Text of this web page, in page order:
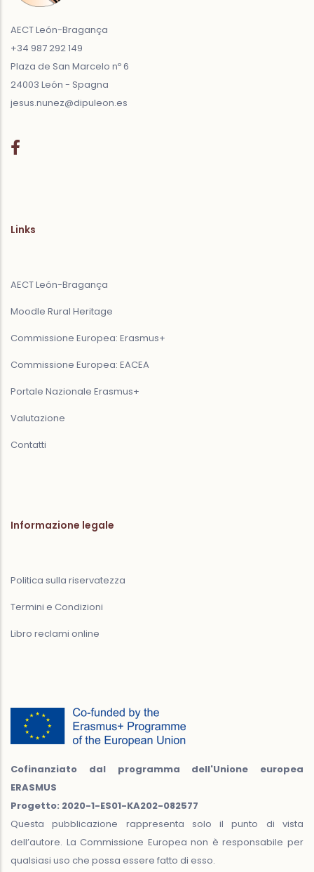
AECT León-Bragança
+34 987 292 149
Plaza de San Marcelo nº 6
24003 León - Spagna
jesus.nunez@dipuleon.es
Links
AECT León-Bragança
Moodle Rural Heritage
Commissione Europea: Erasmus+
Commissione Europea: EACEA
Portale Nazionale Erasmus+
Valutazione
Contatti
Informazione legale
Politica sulla riservatezza
Termini e Condizioni
Libro reclami online
Cofinanziato dal programma dell'Unione europea
ERASMUS
Progetto: 2020-1-ES01-KA202-082577
Questa pubblicazione rappresenta solo il punto di vista
dell’autore. La Commissione Europea non è responsabile per
qualsiasi uso che possa essere fatto di esso.